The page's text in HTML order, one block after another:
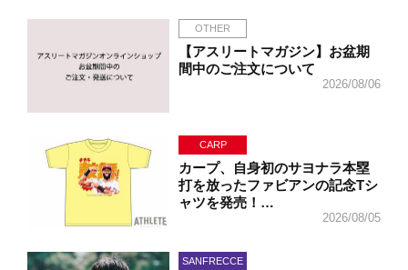
OTHER
【アスリートマガジン】お盆期
間中のご注文について
2026/08/06
CARP
カープ、自身初のサヨナラ本塁
打を放ったファビアンの記念Tシ
ャツを発売！…
2026/08/05
SANFRECCE